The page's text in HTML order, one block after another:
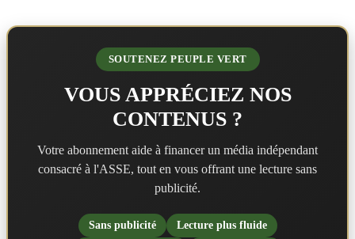
SOUTENEZ PEUPLE VERT
VOUS APPRÉCIEZ NOS
CONTENUS ?
Votre abonnement aide à financer un média indépendant
consacré à l'ASSE, tout en vous offrant une lecture sans
publicité.
Sans publicité Lecture plus fluide